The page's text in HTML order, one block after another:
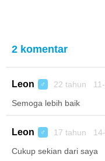
2 komentar
Leon ♂ 22 tahun
Semoga lebih baik
Leon ♂ 17 tahun
Cukup sekian dari saya